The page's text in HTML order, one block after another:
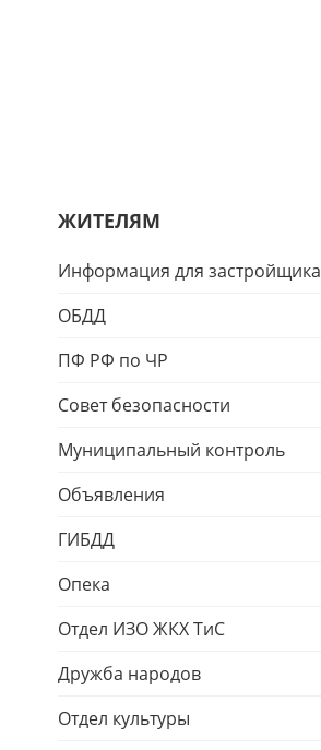
ЖИТЕЛЯМ
Информация для застройщика
ОБДД
ПФ РФ по ЧР
Совет безопасности
Муниципальный контроль
Объявления
ГИБДД
Опека
Отдел ИЗО ЖКХ ТиС
Дружба народов
Отдел культуры